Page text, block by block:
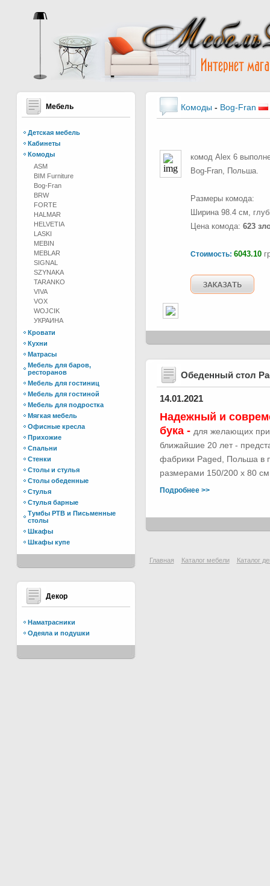
Мебель
Детская мебель
Кабинеты
Комоды
ASM
BIM Furniture
Bog-Fran
BRW
FORTE
HALMAR
HELVETIA
LASKI
MEBIN
MEBLAR
SIGNAL
SZYNAKA
TARANKO
VIVA
VOX
WOJCIK
УКРАИНА
Кровати
Кухни
Матрасы
Мебель для баров,
ресторанов
Мебель для гостиниц
Мебель для гостиной
Мебель для подростка
Мягкая мебель
Офисные кресла
Прихожие
Спальни
Стенки
Столы и стулья
Столы обеденные
Стулья
Стулья барные
Тумбы РТВ и Письменные
столы
Шкафы
Шкафы купе
Декор
Наматрасники
Одеяла и подушки
Комоды - Bog-Fran
комод Alex 6
Bog-Fran, Польша.
Размеры комода:
Ширина 98.4 см,
Цена комода: 623
Стоимость: 6043.10
Обеденный стол
14.01.2021
Надежный и
бука - для желающих
ближайшие 20 лет -
фабрики Paged, Польша в
размерами 150/200 х 80
Подробнее >>
Главная Каталог мебели Каталог